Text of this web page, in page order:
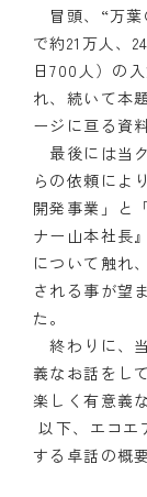
クラブの歴史
歴代会長・幹
記念誌
案内
例会場・事務
リンク集
情報公開
入会のご案内
冒頭、“万葉
で約21万人、
日700人）の
れ、続いて本
ージに亘る資
最後には当
らの依頼によ
開発事業」と
ナー山本社長
について触れ
される事が望
た。
終わりに、
義なお話をし
楽しく有意義
以下、エコエ
する卓話の概